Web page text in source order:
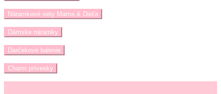
Náramkové sety Mama & Dieťa
Dámske náramky
Darčekové balenie
Charm prívesky